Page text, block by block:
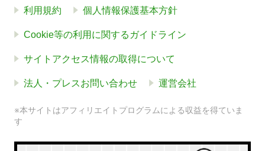
利用規約 個人情報保護基本方針
Cookie等の利用に関するガイドライン
サイトアクセス情報の取得について
法人・プレスお問い合わせ 運営会社
※本サイトはアフィリエイトプログラムによる収益を得ていま
す